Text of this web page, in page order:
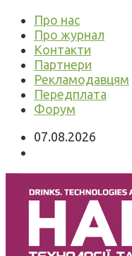
Про нас
Про журнал
Контакти
Партнери
Рекламодавцям
Передплата
Форум
07.08.2026